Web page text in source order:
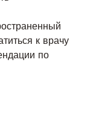
к врачу
по